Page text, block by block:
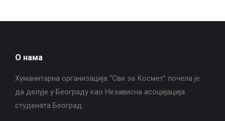
О нама
Хуманитарна организација “Сви за Космет” почела је
да делује у Београду као Независна асоцијација
студената Београд.